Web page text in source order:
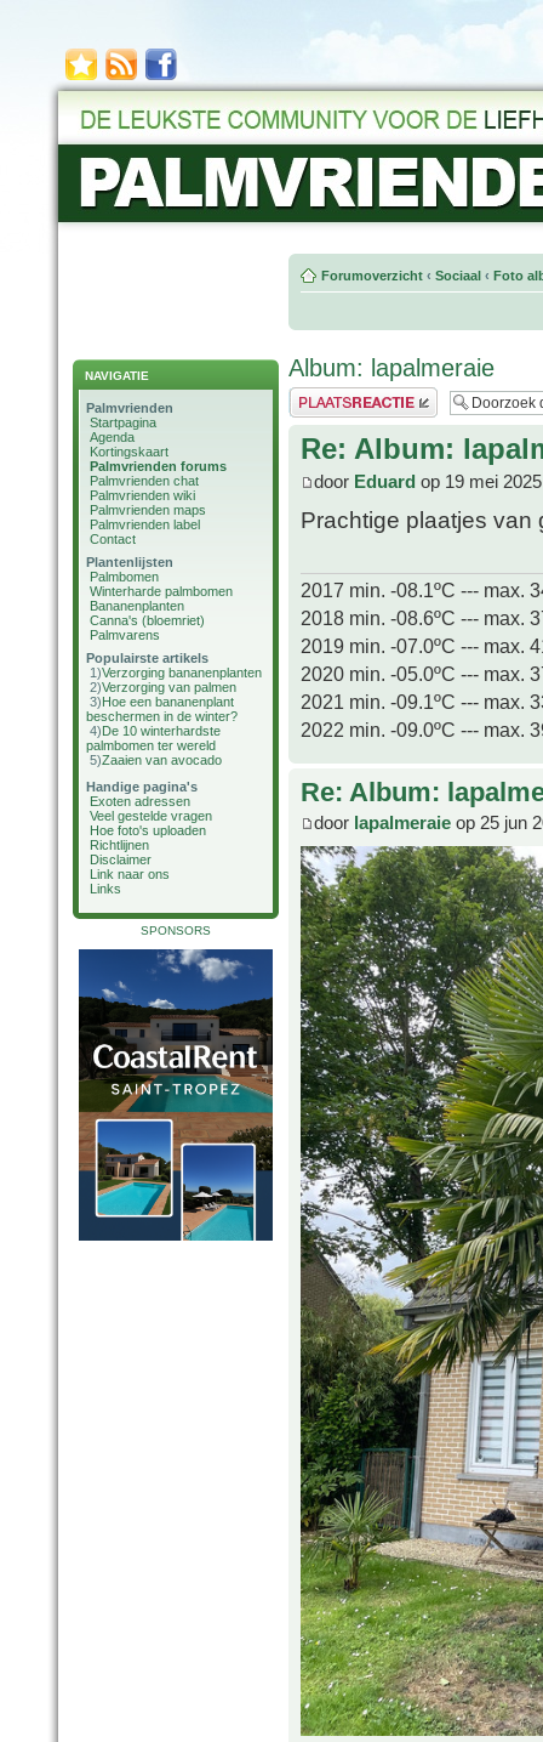
NAVIGATIE
Palmvrienden
Startpagina
Agenda
Kortingskaart
Palmvrienden forums
Palmvrienden chat
Palmvrienden wiki
Palmvrienden maps
Palmvrienden label
Contact
Plantenlijsten
Palmbomen
Winterharde palmbomen
Bananenplanten
Canna's (bloemriet)
Palmvarens
Populairste artikels
1)Verzorging bananenplanten
2)Verzorging van palmen
3)Hoe een bananenplant
beschermen in de winter?
4)De 10 winterhardste
palmbomen ter wereld
5)Zaaien van avocado
Handige pagina's
Exoten adressen
Veel gestelde vragen
Hoe foto's uploaden
Richtlijnen
Disclaimer
Link naar ons
Links
SPONSORS
Forumoverzicht ‹ Sociaal ‹ Foto
Album: lapalmeraie
Plaats een reactie
Re: Album:
door Eduard op 19 mei
Prachtige plaatjes
2017 min. -08.1ºC --- max.
2018 min. -08.6ºC --- max.
2019 min. -07.0ºC --- max.
2020 min. -05.0ºC --- max.
2021 min. -09.1ºC --- max.
2022 min. -09.0ºC --- max.
Re: Album:
door lapalmeraie op 25 jun